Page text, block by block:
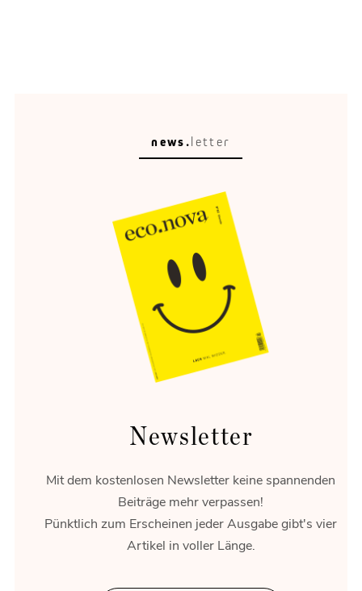
Gescheiter(t)
Was vom Start-up-Traum übrig blieb.
news.letter
Newsletter
Mit dem kostenlosen Newsletter keine spannenden
Beiträge mehr verpassen!
Pünktlich zum Erscheinen jeder Ausgabe gibt's vier
Artikel in voller Länge.